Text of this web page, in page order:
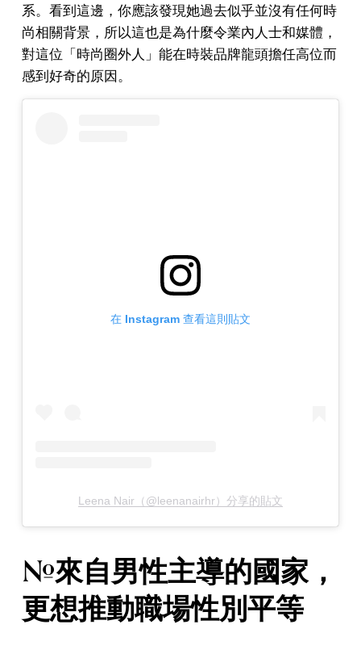
系。看到這邊，你應該發現她過去似乎並沒有任何時
尚相關背景，所以這也是為什麼令業內人士和媒體，
對這位「時尚圈外人」能在時裝品牌龍頭擔任高位而
感到好奇的原因。
在 Instagram 查看這則貼文
Leena Nair（@leenanairhr）分享的貼文
#來自男性主導的國家，
更想推動職場性別平等